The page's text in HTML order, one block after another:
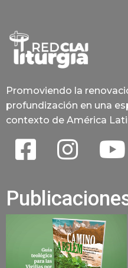
Promoviendo la
profundización en una
contexto de América